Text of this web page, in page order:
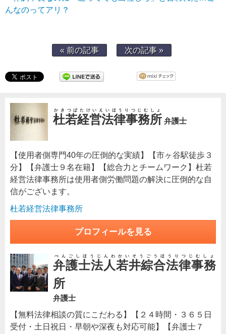
んなのってアリ？
« 前の記事 次の記事 »
杜若経営法律事務所
かきつばたけいえいほうりつじむしょ
弁護士
【使用者側専門40年の圧倒的な実績】【市ヶ谷駅徒歩３
分】【弁護士９名在籍】【総合力とチームワーク】杜若
経営法律事務所は使用者側労働問題の解決に圧倒的な自
信がございます。
杜若経営法律事務所
プロフィールを見る
弁護士法人若井綜合法律事務
所
べんごしほうじんわかいそうごうほうりつじむしょ
弁護士
【無料法律相談の質にこだわる】【２４時間・３６５日
受付・土日祝日・早朝や深夜も対応可能】【弁護士７